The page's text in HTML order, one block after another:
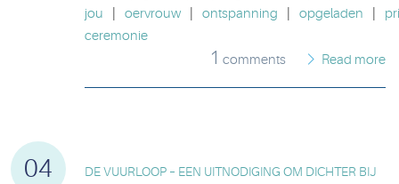
jou
oervrouw ontspanning opgeladen
ceremonie
1 comments Read more
04 DE VUURLOOP – EEN UITNODIGING OM DICHTER BIJ